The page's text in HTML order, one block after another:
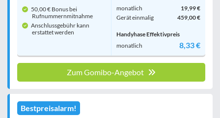
50,00 € Bonus bei
Rufnummern­mitnahme
Anschlussgebühr kann
erstattet werden
monatlich
19,99 €
Gerät einmalig
459,00 €
Handyhase Effektivpreis
monatlich
8,33 €
Zum Gomibo-Angebot
Bestpreisalarm!